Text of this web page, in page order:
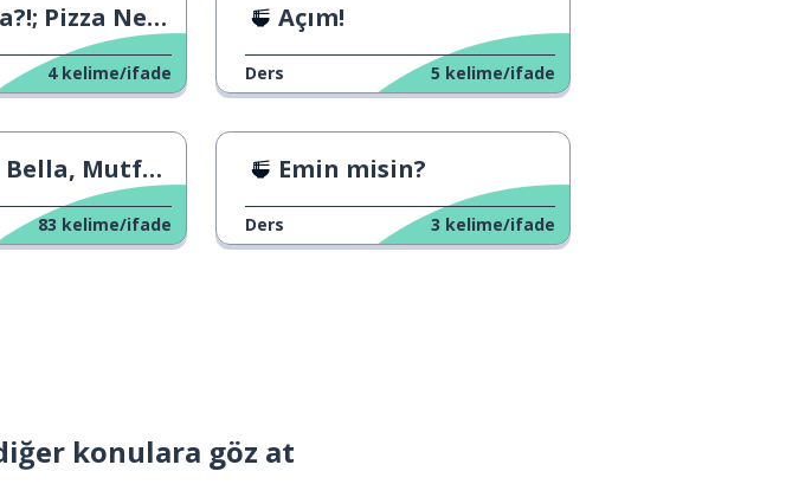
Pizza Neli?!
4 kelime/ifade
Açım!
Ders 5 kelime/ifade
Mutfak Sahnesi
83 kelime/ifade
Emin misin?
Ders 3 kelime/ifade
konulara göz at